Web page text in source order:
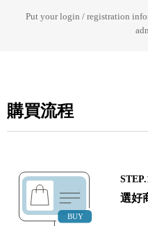
Put your login / registration
購買流程
選好